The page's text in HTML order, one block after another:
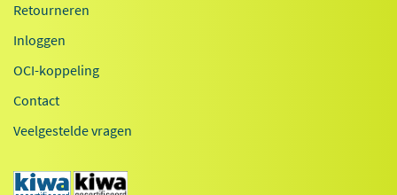
Retourneren
Inloggen
OCI-koppeling
Contact
Veelgestelde vragen